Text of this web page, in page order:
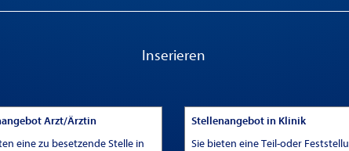
Inserieren
Arzt/Ärztin
eine zu besetzende Stelle in
Stellenangebot in Klinik
Sie bieten eine Teil-oder